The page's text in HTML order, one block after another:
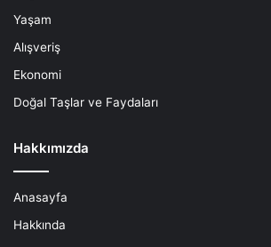
Yaşam
Alışveriş
Ekonomi
Doğal Taşlar ve Faydaları
Hakkımızda
Anasayfa
Hakkında